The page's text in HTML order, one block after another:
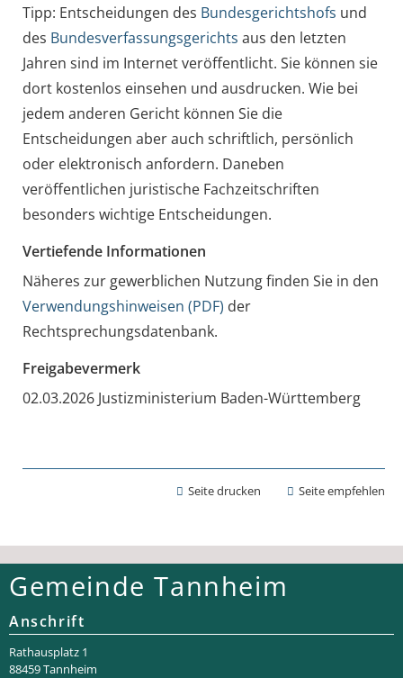
Tipp: Entscheidungen des Bundesgerichtshofs und
des Bundesverfassungsgerichts aus den letzten
Jahren sind im Internet veröffentlicht. Sie können sie
dort kostenlos einsehen und ausdrucken. Wie bei
jedem anderen Gericht können Sie die
Entscheidungen aber auch schriftlich, persönlich
oder elektronisch anfordern. Daneben
veröffentlichen juristische Fachzeitschriften
besonders wichtige Entscheidungen.
Vertiefende Informationen
Näheres zur gewerblichen Nutzung finden Sie in den
Verwendungshinweisen (PDF) der
Rechtsprechungsdatenbank.
Freigabevermerk
02.03.2026 Justizministerium Baden-Württemberg
Seite drucken Seite empfehlen
Gemeinde Tannheim
Anschrift
Rathaus­platz 1
88459 Tannheim